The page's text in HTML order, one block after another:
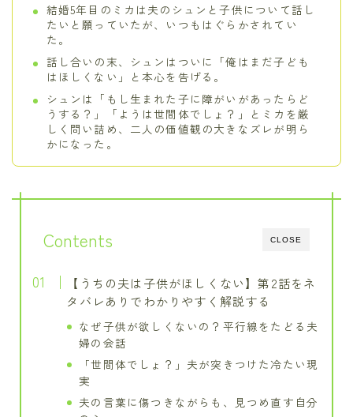
結婚5年目のミカは夫のシュンと子供について話し
たいと願っていたが、いつもはぐらかされてい
た。
話し合いの末、シュンはついに「俺はまだ子ども
はほしくない」と本心を告げる。
シュンは「もし生まれた子に障がいがあったらど
うする？」「ようは世間体でしょ？」とミカを厳
しく問い詰め、二人の価値観の大きなズレが明ら
かになった。
CLOSE
Contents
【うちの夫は子供がほしくない】第2話をネ
タバレありでわかりやすく解説する
なぜ子供が欲しくないの？平行線をたどる夫
婦の会話
「世間体でしょ？」夫が突きつけた冷たい現
実
夫の言葉に傷つきながらも、見つめ直す自分